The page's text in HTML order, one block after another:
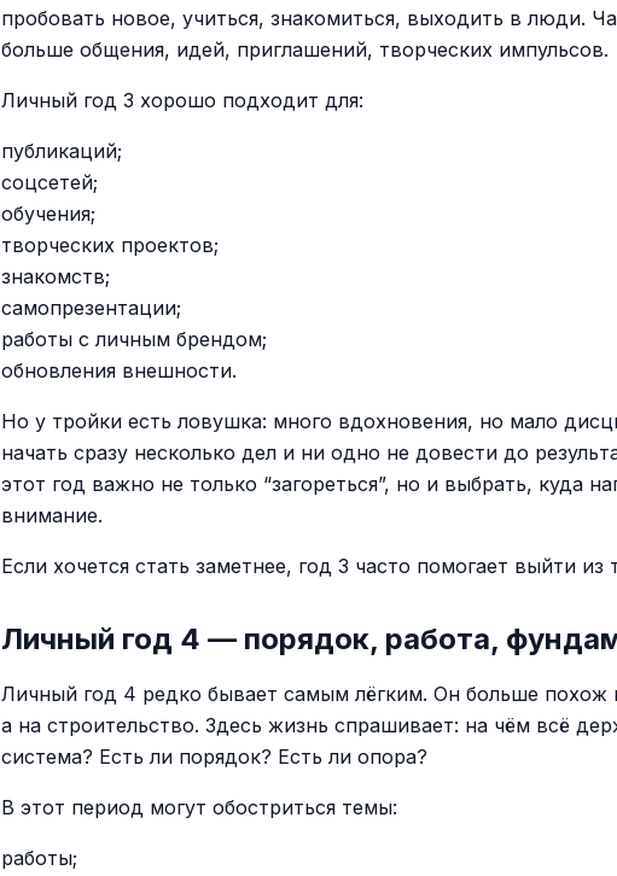
пробовать новое, учиться, знакомиться, выходить в люди.
больше общения, идей, приглашений, творческих импульсов.
Личный год 3 хорошо подходит для:
публикаций;
соцсетей;
обучения;
творческих проектов;
знакомств;
самопрезентации;
работы с личным брендом;
обновления внешности.
Но у тройки есть ловушка: много вдохновения, но мало
начать сразу несколько дел и ни одно не довести до
этот год важно не только “загореться”, но и выбрать, куда
внимание.
Если хочется стать заметнее, год 3 часто помогает выйти из
Личный год 4 — порядок, работа,
Личный год 4 редко бывает самым лёгким. Он больше похож
а на строительство. Здесь жизнь спрашивает: на чём всё
система? Есть ли порядок? Есть ли опора?
В этот период могут обостриться темы:
работы;